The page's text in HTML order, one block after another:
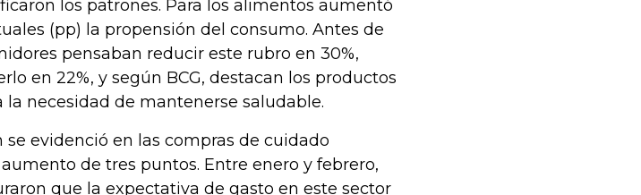
los patrones. Para los alimentos aumentó
(pp) la propensión del consumo. Antes de
pensaban reducir este rubro en 30%,
en 22%, y según BCG, destacan los productos
la necesidad de mantenerse saludable.
evidenció en las compras de cuidado
de tres puntos. Entre enero y febrero,
que la expectativa de gasto en este sector